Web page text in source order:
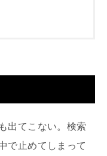
出てこない。検索
で止めてしまって